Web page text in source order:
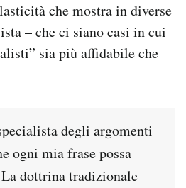
che mostra in diverse
– che ci siano casi in cui
sia più affidabile che
degli argomenti
ogni mia frase possa
La dottrina tradizionale